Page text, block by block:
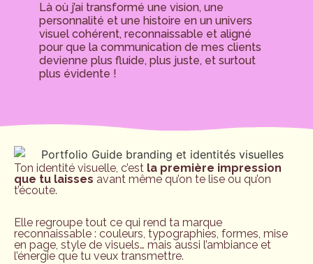
Là où j’ai transformé une vision, une
personnalité et une histoire en un univers
visuel cohérent, reconnaissable et aligné
pour que la communication de mes clients
devienne plus fluide, plus juste, et surtout
plus évidente !
Ton identité visuelle, c’est la première impression
que tu laisses avant même qu’on te lise ou qu’on
t’écoute.
Elle regroupe tout ce qui rend ta marque
reconnaissable : couleurs, typographies, formes, mise
en page, style de visuels… mais aussi l’ambiance et
l’énergie que tu veux transmettre.